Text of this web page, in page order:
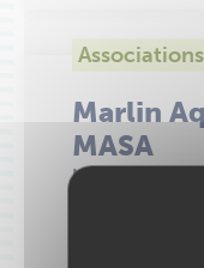
Associations
Marlin
MASA
Natation
Référente
Rosalia